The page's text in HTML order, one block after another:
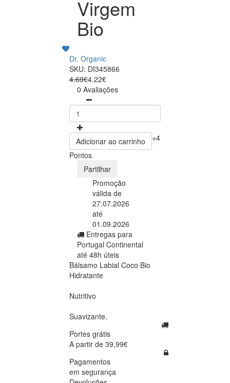
Virgem
Bio
Dr. Organic
SKU: DI345866
4.69€4.22€
0 Avaliações
Adicionar ao carrinho
+4
Pontos
Partilhar
Promoção
válida de
27.07.2026
até
01.09.2026
Entregas para
Portugal Continental
até 48h úteis
Bálsamo Labial Coco Bio
Hidratante
Nutritivo
Suavizante.
Portes grátis
A partir de 39,99€
Pagamentos
em segurança